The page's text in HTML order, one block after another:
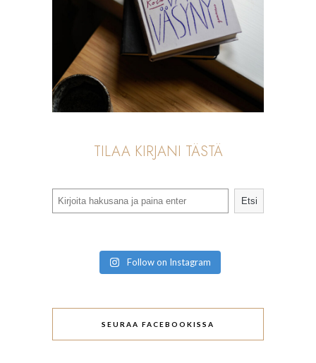
TILAA KIRJANI TÄSTÄ
Etsi
Follow on Instagram
SEURAA FACEBOOKISSA